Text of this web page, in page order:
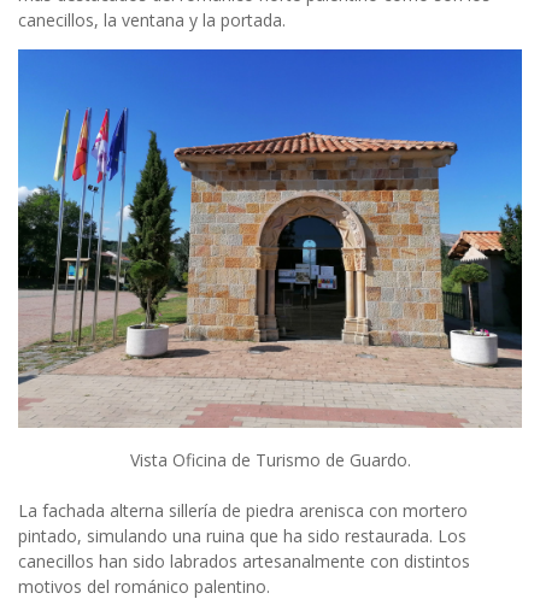
canecillos, la ventana y la portada.
Vista Oficina de Turismo de Guardo.
La fachada alterna sillería de piedra arenisca con mortero
pintado, simulando una ruina que ha sido restaurada. Los
canecillos han sido labrados artesanalmente con distintos
motivos del románico palentino.